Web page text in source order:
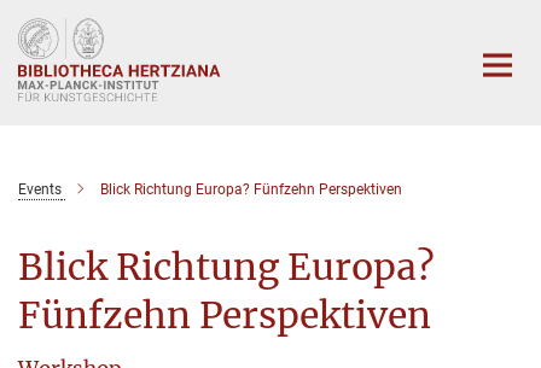
Hauptinhalt
Events Blick Richtung Europa? Fünfzehn Perspektiven
Blick Richtung Europa?
Fünfzehn Perspektiven